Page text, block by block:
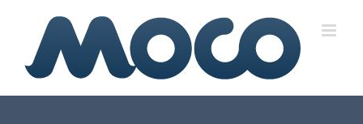
content